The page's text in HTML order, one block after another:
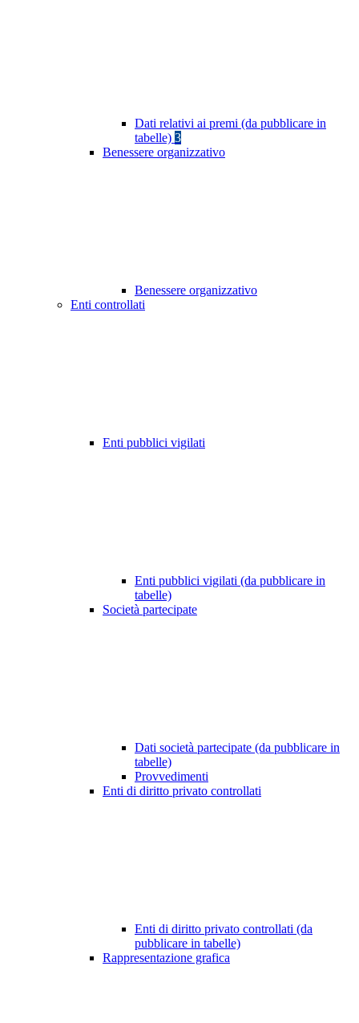
Dati relativi ai premi (da pubblicare in
tabelle) 3
Benessere organizzativo
Benessere organizzativo
Enti controllati
Enti pubblici vigilati
Enti pubblici vigilati (da pubblicare in
tabelle)
Società partecipate
Dati società partecipate (da pubblicare in
tabelle)
Provvedimenti
Enti di diritto privato controllati
Enti di diritto privato controllati (da
pubblicare in tabelle)
Rappresentazione grafica